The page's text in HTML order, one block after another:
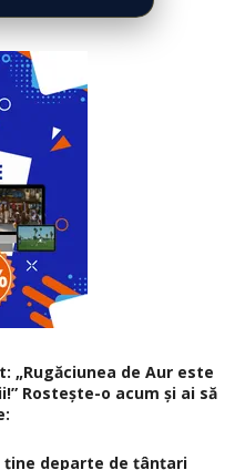
„Rugăciunea de Aur este
Rosteşte-o acum şi ai să
departe de țânțari